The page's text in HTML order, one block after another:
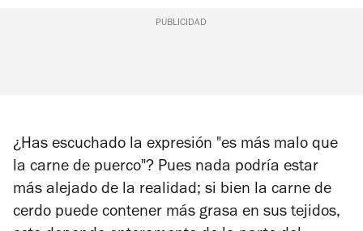
PUBLICIDAD
¿Has escuchado la expresión "es más malo que
la carne de puerco"? Pues nada podría estar
más alejado de la realidad; si bien la carne de
cerdo puede contener más grasa en sus tejidos,